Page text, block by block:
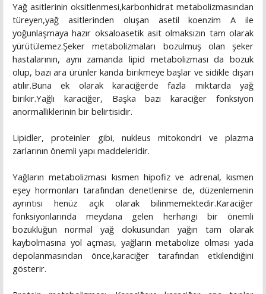
Yağ asitlerinin oksitlenmesi,karbonhidrat metabolizmasından
türeyen,yağ asitlerinden oluşan asetil koenzim A ile
yoğunlaşmaya hazır oksaloasetik asit olmaksızın tam olarak
yürütülemez.Şeker metabolizmaları bozulmuş olan şeker
hastalarının, aynı zamanda lipid metabolizması da bozuk
olup, bazı ara ürünler kanda birikmeye başlar ve sidikle dışarı
atılır.Buna ek olarak karaciğerde fazla miktarda yağ
birikir.Yağlı karaciğer, Başka bazı karaciğer fonksiyon
anormalliklerinin bir belirtisidir.
Lipidler, proteinler gibi, nukleus mitokondri ve plazma
zarlarının önemli yapı maddeleridir.
Yağların metabolizması kısmen hipofiz ve adrenal, kısmen
eşey hormonları tarafından denetlenirse de, düzenlemenin
ayrıntısı henüz açık olarak bilinmemektedir.Karaciğer
fonksiyonlarında meydana gelen herhangi bir önemli
bozukluğun normal yağ dokusundan yağın tam olarak
kaybolmasına yol açması, yağların metabolize olması yada
depolanmasından önce,karaciğer tarafından etkilendiğini
gösterir.